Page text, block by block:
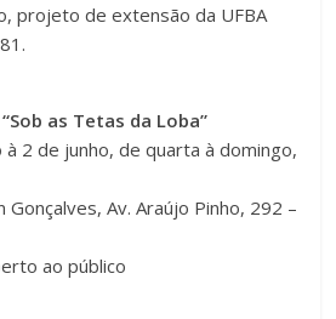
projeto de extensão da UFBA
“Sob as Tetas da Loba”
à 2 de junho, de quarta à domingo,
Av. Araújo Pinho, 292 –
ao público